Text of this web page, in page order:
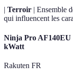
| Terroir | Ensemble
qui influencent les
Ninja Pro AF140EU
kWatt
Rakuten FR